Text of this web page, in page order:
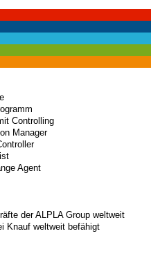
Controlling
Manager
Agent
der ALPLA Group weltweit
Knauf weltweit befähigt